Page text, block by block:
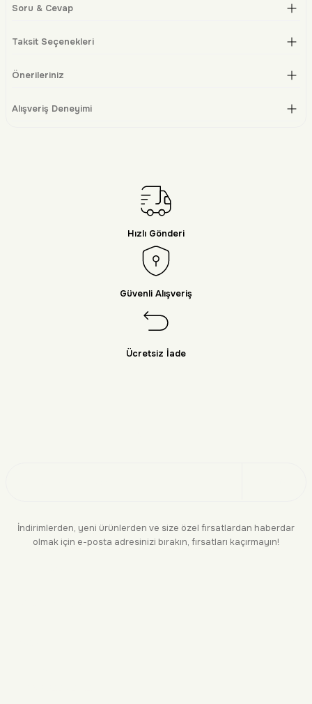
Soru & Cevap
Taksit Seçenekleri
Önerileriniz
Alışveriş Deneyimi
Hızlı Gönderi
Güvenli Alışveriş
Ücretsiz İade
İndirimlerden, yeni ürünlerden ve size özel fırsatlardan haberdar
olmak için e-posta adresinizi bırakın, fırsatları kaçırmayın!